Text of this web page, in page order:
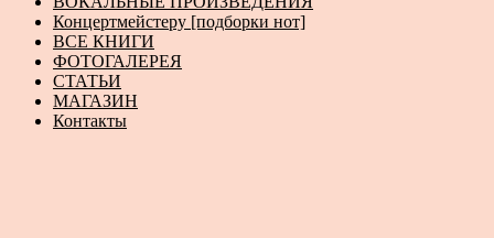
Концертмейстеру [подборки нот]
ВСЕ КНИГИ
ФОТОГАЛЕРЕЯ
СТАТЬИ
МАГАЗИН
Контакты